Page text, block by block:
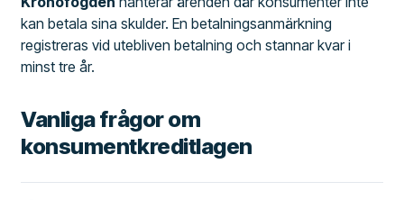
kan betala sina skulder. En betalningsanmärkning
registreras vid utebliven betalning och stannar kvar i
minst tre år.
Vanliga frågor om
konsumentkreditlagen